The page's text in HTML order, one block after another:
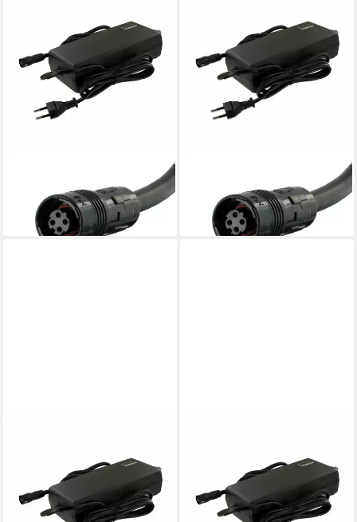
Batterie-Ladegerät
159,85 €
lieferbar - in 3-4 Werktagen bei dir
Batterie-Ladegerät
159,85 €
lieferbar - in 3-4 Werktagen bei dir